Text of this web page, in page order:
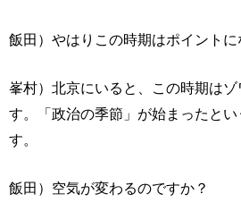
飯田）やはりこの時期はポイントに
峯村）北京にいると、この時期は
す。「政治の季節」が始まったと
す。
飯田）空気が変わるのですか？